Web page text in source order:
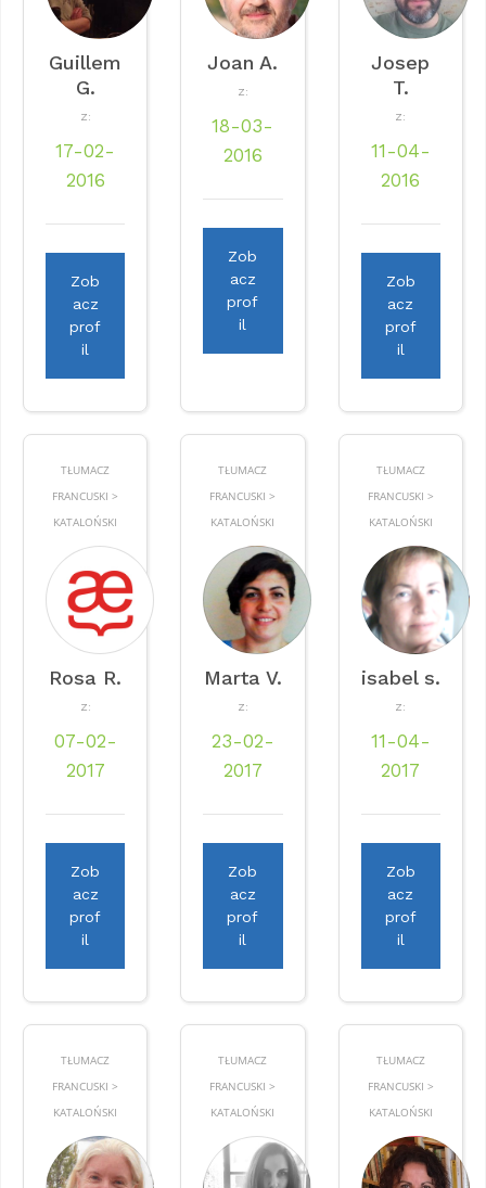
Guillem
G.
Z:
17-02-
2016
Zob
acz
prof
il
Joan A.
Z:
18-03-
2016
Zob
acz
prof
il
Josep
T.
Z:
11-04-
2016
Zob
acz
prof
il
TŁUMACZ
FRANCUSKI >
KATALOŃSKI
Rosa R.
Z:
07-02-
2017
Zob
acz
prof
il
TŁUMACZ
FRANCUSKI >
KATALOŃSKI
Marta V.
Z:
23-02-
2017
Zob
acz
prof
il
TŁUMACZ
FRANCUSKI >
KATALOŃSKI
isabel s.
Z:
11-04-
2017
Zob
acz
prof
il
TŁUMACZ
FRANCUSKI >
KATALOŃSKI
TŁUMACZ
FRANCUSKI >
KATALOŃSKI
TŁUMACZ
FRANCUSKI >
KATALOŃSKI